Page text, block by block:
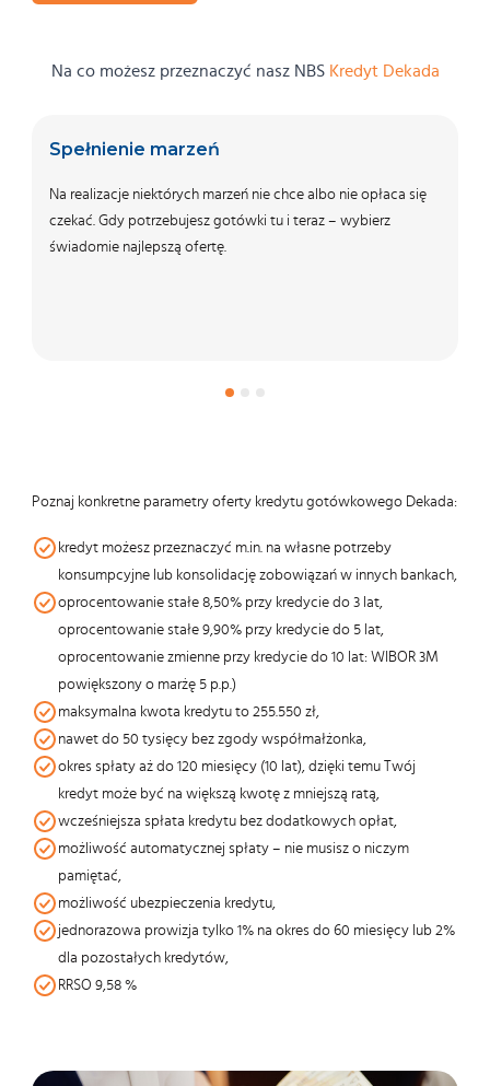
Na co możesz przeznaczyć nasz NBS Kredyt Dekada
Spełnienie marzeń
Na realizacje niektórych marzeń nie chce albo nie opłaca się
czekać. Gdy potrzebujesz gotówki tu i teraz – wybierz
świadomie najlepszą ofertę.
Poznaj konkretne parametry oferty kredytu gotówkowego Dekada:
kredyt możesz przeznaczyć m.in. na własne potrzeby
konsumpcyjne lub konsolidację zobowiązań w innych bankach,
oprocentowanie stałe 8,50% przy kredycie do 3 lat,
oprocentowanie stałe 9,90% przy kredycie do 5 lat,
oprocentowanie zmienne przy kredycie do 10 lat: WIBOR 3M
powiększony o marżę 5 p.p.)
maksymalna kwota kredytu to 255.550 zł,
nawet do 50 tysięcy bez zgody współmałżonka,
okres spłaty aż do 120 miesięcy (10 lat), dzięki temu Twój
kredyt może być na większą kwotę z mniejszą ratą,
wcześniejsza spłata kredytu bez dodatkowych opłat,
możliwość automatycznej spłaty – nie musisz o niczym
pamiętać,
możliwość ubezpieczenia kredytu,
jednorazowa prowizja tylko 1% na okres do 60 miesięcy lub 2%
dla pozostałych kredytów,
RRSO 9,58 %